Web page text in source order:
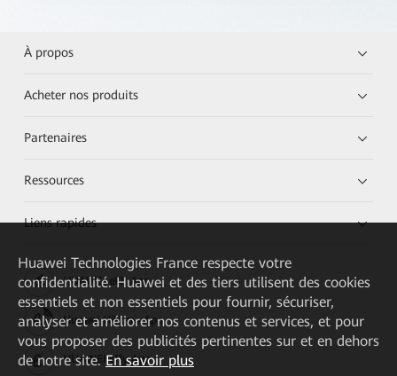
À propos
Acheter nos produits
Partenaires
Ressources
Liens rapides
HUAWEI eKit App
Huawei HiKnow App
HUAWEI eFly App
Huawei Technologies France respecte votre
confidentialité. Huawei et des tiers utilisent des cookies
essentiels et non essentiels pour fournir, sécuriser,
analyser et améliorer nos contenus et services, et pour
vous proposer des publicités pertinentes sur et en dehors
de notre site. En savoir plus